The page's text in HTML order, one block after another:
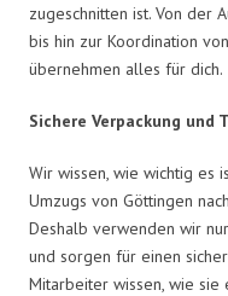
zugeschnitten ist. Von der
bis hin zur Koordination
übernehmen alles für dich.
Sichere Verpackung und
Wir wissen, wie wichtig es
Umzugs von Göttingen
Deshalb verwenden wir
und sorgen für einen
Mitarbeiter wissen, wie